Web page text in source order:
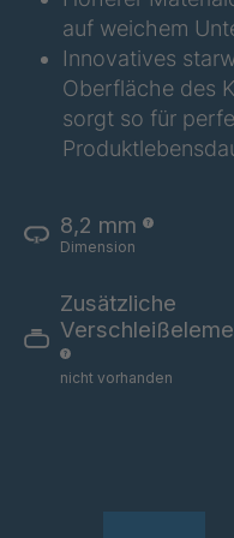
auf weichem
Innovatives
Oberfläche des
sorgt so für
8,2 mm
Dimension
Zusätzliche
nicht vorhanden